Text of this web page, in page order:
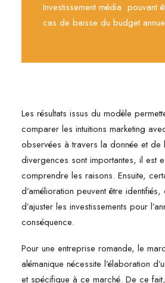
Investissement média pouvant
cas de baisse du budget
Les résultats issus du modèle
comparer les intuitions marketing
observées à travers la donnée et de
divergences sont importantes, il est
comprendre les raisons. Ensuite,
d’amélioration peuvent être
d’ajuster les investissements pour
conséquence.
Pour une entreprise romande, le
alémanique nécessite l’élaboration
et spécifique à ce marché. De ce